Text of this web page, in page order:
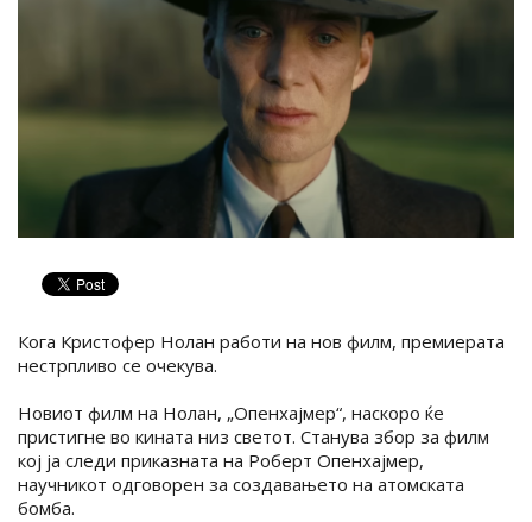
Кога Кристофер Нолан работи на нов филм, премиерата
нестрпливо се очекува.
Новиот филм на Нолан, „Опенхајмер“, наскоро ќе
пристигне во кината низ светот. Станува збор за филм
кој ја следи приказната на Роберт Опенхајмер,
научникот одговорен за создавањето на атомската
бомба.